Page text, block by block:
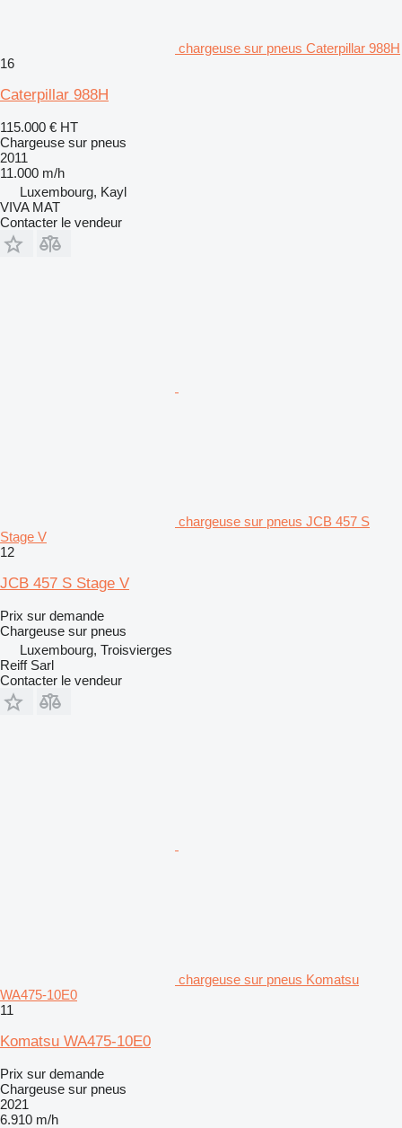
chargeuse sur pneus Caterpillar 988H
16
Caterpillar 988H
115.000 € HT
Chargeuse sur pneus
2011
11.000 m/h
Luxembourg, Kayl
VIVA MAT
Contacter le vendeur
chargeuse sur pneus JCB 457 S
Stage V
12
JCB 457 S Stage V
Prix sur demande
Chargeuse sur pneus
Luxembourg, Troisvierges
Reiff Sarl
Contacter le vendeur
chargeuse sur pneus Komatsu
WA475-10E0
11
Komatsu WA475-10E0
Prix sur demande
Chargeuse sur pneus
2021
6.910 m/h